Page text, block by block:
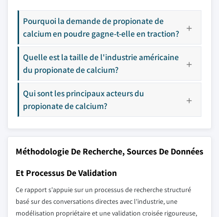
Pourquoi la demande de propionate de
calcium en poudre gagne-t-elle en traction?
Quelle est la taille de l'industrie américaine
du propionate de calcium?
Qui sont les principaux acteurs du
propionate de calcium?
Méthodologie De Recherche, Sources De Données
Et Processus De Validation
Ce rapport s'appuie sur un processus de recherche structuré
basé sur des conversations directes avec l'industrie, une
modélisation propriétaire et une validation croisée rigoureuse,